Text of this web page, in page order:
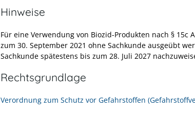
Hinweise
Für eine Verwendung von Biozid-Produkten nach § 15c
zum 30. September 2021 ohne Sachkunde ausgeübt
Sachkunde spätestens bis zum 28. Juli 2027
Rechtsgrundlage
Verordnung zum Schutz vor Gefahrstoffen